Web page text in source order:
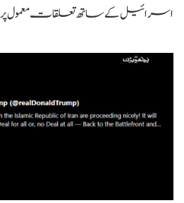
اسرائیل کے ساتھ تعلقات معمول پر